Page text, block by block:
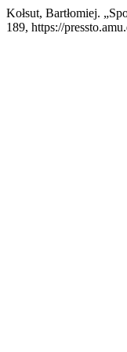
Kołsut, Bartłomiej.
189, https://